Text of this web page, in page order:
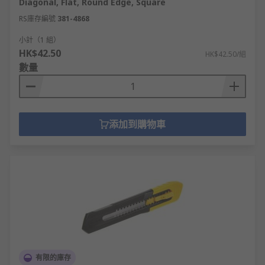
RS庫存編號 381-4868
小計（1 組）
HK$42.50 HK$42.50/組
數量
添加到購物車
有限的庫存